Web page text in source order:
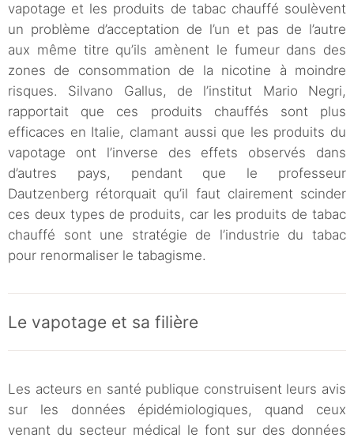
vapotage et les produits de tabac chauffé soulèvent
un problème d’acceptation de l’un et pas de l’autre
aux même titre qu’ils amènent le fumeur dans des
zones de consommation de la nicotine à moindre
risques. Silvano Gallus, de l’institut Mario Negri,
rapportait que ces produits chauffés sont plus
efficaces en Italie, clamant aussi que les produits du
vapotage ont l’inverse des effets observés dans
d’autres pays, pendant que le professeur
Dautzenberg rétorquait qu’il faut clairement scinder
ces deux types de produits, car les produits de tabac
chauffé sont une stratégie de l’industrie du tabac
pour renormaliser le tabagisme.
Le vapotage et sa filière
Les acteurs en santé publique construisent leurs avis
sur les données épidémiologiques, quand ceux
venant du secteur médical le font sur des données